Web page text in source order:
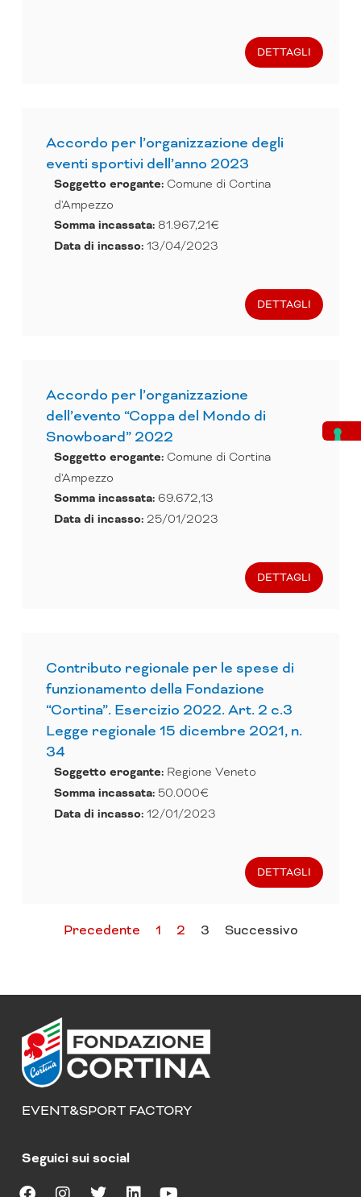
DETTAGLI
Accordo per l’organizzazione degli
eventi sportivi dell’anno 2023
Somma incassata: 81.967,21€
Soggetto erogante: Comune di Cortina
d'Ampezzo
Data di incasso: 13/04/2023
DETTAGLI
Accordo per l’organizzazione
dell’evento “Coppa del Mondo di
Snowboard” 2022
Somma incassata: 69.672,13
Soggetto erogante: Comune di Cortina
d'Ampezzo
Data di incasso: 25/01/2023
DETTAGLI
Contributo regionale per le spese di
funzionamento della Fondazione
“Cortina”. Esercizio 2022. Art. 2 c.3
Legge regionale 15 dicembre 2021, n.
34
Somma incassata: 50.000€
Soggetto erogante: Regione Veneto
Data di incasso: 12/01/2023
DETTAGLI
Precedente 1 2 3 Successivo
EVENT&SPORT FACTORY
Seguici sui social